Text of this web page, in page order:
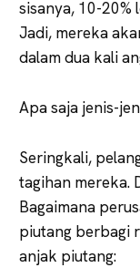
sisanya, 10-
Jadi, mereka
dalam dua kali
Apa saja jenis-
Seringkali,
tagihan mereka.
Bagaimana
piutang berbagi
anjak piutang: